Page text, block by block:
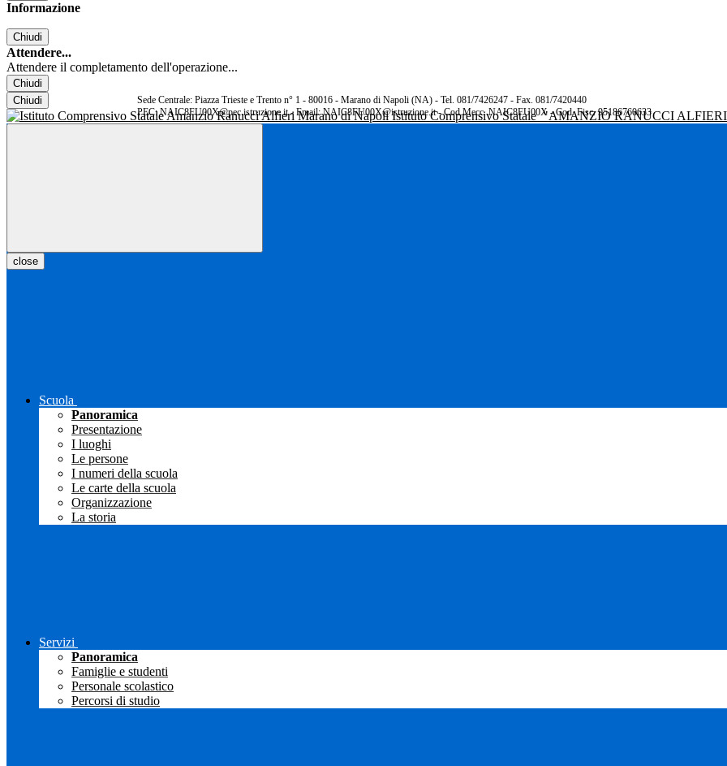
Informazione
Chiudi
Attendere...
Attendere il completamento dell'operazione...
Chiudi
Chiudi
Istituto Comprensivo Statale "AMANZIO RANUCCI
Sede Centrale: Piazza Trieste e Trento n° 1 - 80016 - Marano di Napoli (NA) - Tel. 081/7426247 - Fax. 081/7420440
PEC: NAIC8FU00X@pec.istruzione.it - Email: NAIC8FU00X@istruzione.it - Cod.Mecc. NAIC8FU00X - Cod. Fisc. 95186760633
close
Scuola
Panoramica
Presentazione
I luoghi
Le persone
I numeri della scuola
Le carte della scuola
Organizzazione
La storia
Servizi
Panoramica
Famiglie e studenti
Personale scolastico
Percorsi di studio